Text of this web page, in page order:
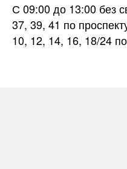
С 09:00 до 13:00 без
37, 39, 41 по
10, 12, 14, 16, 18/24